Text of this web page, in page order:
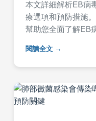
本文詳細解析EB病
療選項和預防措施
幫助您全面了解EB
閱讀全文